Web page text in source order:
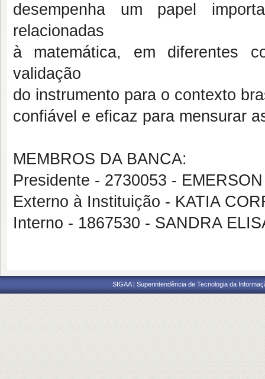
desempenha um papel
relacionadas
à matemática, em diferentes
validação
do instrumento para o contexto
confiável e eficaz para mensurar
MEMBROS DA BANCA:
Presidente - 2730053 -
Externo à Instituição - KATIA
Interno - 1867530 - SANDRA
SIGAA | Superintendência de Tecnologia da